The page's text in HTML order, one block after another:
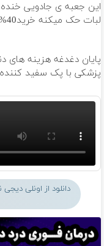
این جعبه ی جادویی خنده
لبات حک میکنه خرید40%تخفیف
پایان دغدغه هزینه های
پزشکی با پک سفید
دانلود از اونلی